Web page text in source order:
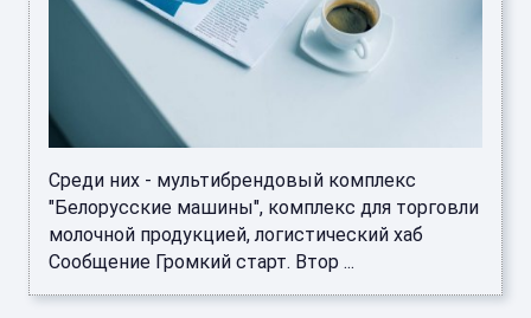
Среди них - мультибрендовый комплекс
"Белорусские машины", комплекс для торговли
молочной продукцией, логистический хаб
Сообщение Громкий старт. Втор ...